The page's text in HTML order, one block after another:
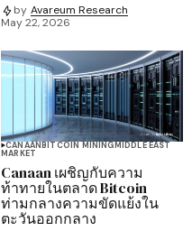
by Avareum Research
May 22, 2026
CANAANBITCOIN MININGMIDDLE EAST
MARKET
Canaan เผชิญกับความ
ท้าทายในตลาด Bitcoin
ท่ามกลางความขัดแย้งใน
ตะวันออกกลาง